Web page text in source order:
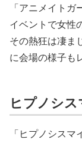
「アニメイト
イベントで女性
その熱狂は凄ま
に会場の様子も
ヒプノシス
「ヒプノシス